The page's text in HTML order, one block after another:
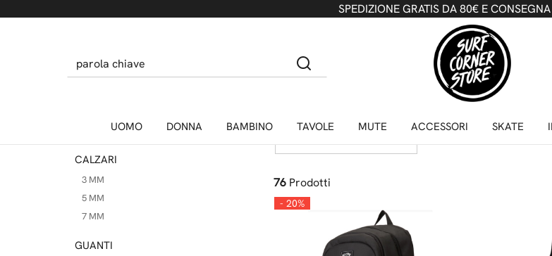
SPEDIZIONE GRATIS DA 80€ E
UOMO DONNA BAMBINO TAVOLE MUTE ACCESSORI SKATE
Home Billabong
3 MM
CALZARI
3 MM
5 MM
7 MM
GUANTI
BILLABONG
prezzo
76Prodotti
- 20%